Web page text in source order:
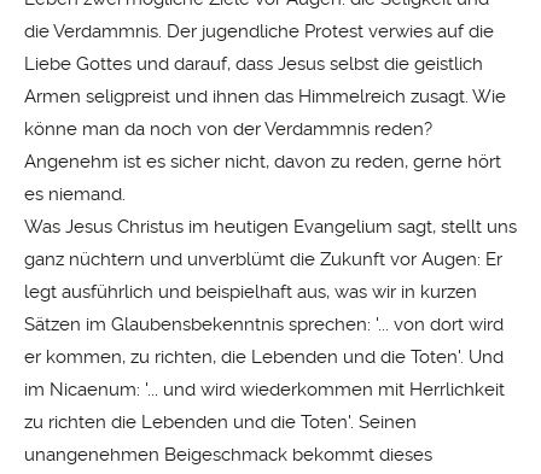
die Verdammnis. Der jugendliche Protest verwies auf die
Liebe Gottes und darauf, dass Jesus selbst die geistlich
Armen seligpreist und ihnen das Himmelreich zusagt. Wie
könne man da noch von der Verdammnis reden?
Angenehm ist es sicher nicht, davon zu reden, gerne hört
es niemand.
Was Jesus Christus im heutigen Evangelium sagt, stellt uns
ganz nüchtern und unverblümt die Zukunft vor Augen: Er
legt ausführlich und beispielhaft aus, was wir in kurzen
Sätzen im Glaubensbekenntnis sprechen: '... von dort wird
er kommen, zu richten, die Lebenden und die Toten'. Und
im Nicaenum: '... und wird wiederkommen mit Herrlichkeit
zu richten die Lebenden und die Toten'. Seinen
unangenehmen Beigeschmack bekommt dieses